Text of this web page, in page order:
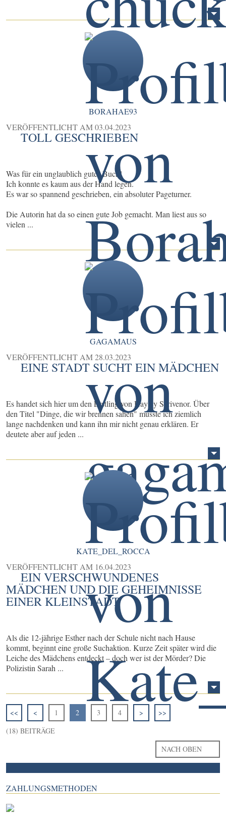
BORAHAE93
VERÖFFENTLICHT AM03.04.2023
TOLL GESCHRIEBEN
Was für ein unglaublich gutes Buch!
Ich konnte es kaum aus der Hand legen.
Es war so spannend geschrieben, ein absoluter Pageturner.
Die Autorin hat da so einen gute Job gemacht. Man liest aus so
vielen ...
GAGAMAUS
VERÖFFENTLICHT AM28.03.2023
EINE STADT SUCHT EIN MÄDCHEN
Es handet sich hier um den Erstling von Hayley Scrivenor. Über
den Titel "Dinge, die wir brennen sahen" musste ich ziemlich
lange nachdenken und kann ihn mir nicht genau erklären. Er
deutete aber auf jeden ...
KATE_DEL_ROCCA
VERÖFFENTLICHT AM 16.04.2023
EIN VERSCHWUNDENES
MÄDCHEN UND DIE GEHEIMNISSE
EINER KLEINSTADT
Als die 12-jährige Esther nach der Schule nicht nach Hause
kommt, beginnt eine große Suchaktion. Kurze Zeit später wird die
Leiche des Mädchens entdeckt – doch wer ist der Mörder? Die
Polizistin Sarah ...
<< < 1 2 3 4 >
>>
(18) BEITRÄGE
NACH OBEN
ZAHLUNGSMETHODEN